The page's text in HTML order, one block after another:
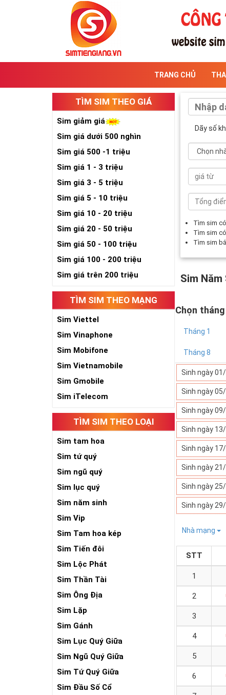
TRANG CHỦ
TÌM SIM THEO GIÁ
Sim giảm giá
Sim giá dưới 500 nghìn
Sim giá 500 -1 triệu
Sim giá 1 - 3 triệu
Sim giá 3 - 5 triệu
Sim giá 5 - 10 triệu
Sim giá 10 - 20 triệu
Sim giá 20 - 50 triệu
Sim giá 50 - 100 triệu
Sim giá 100 - 200 triệu
Sim giá trên 200 triệu
TÌM SIM THEO MẠNG
Sim Viettel
Sim Vinaphone
Sim Mobifone
Sim Vietnamobile
Sim Gmobile
Sim iTelecom
TÌM SIM THEO LOẠI
Sim tam hoa
Sim tứ quý
Sim ngũ quý
Sim lục quý
Sim năm sinh
Sim Vip
Sim Tam hoa kép
Sim Tiến đôi
Sim Lộc Phát
Sim Thần Tài
Sim Ông Địa
Sim Lặp
Sim Gánh
Sim Lục Quý Giữa
Sim Ngũ Quý Giữa
Sim Tứ Quý Giữa
Sim Đầu Số Cổ
Dãy số
Tìm sim
Tìm sim
Tìm sim
Sim
Chọn
Tháng 1
Tháng 8
Sinh ngày
Sinh ngày
Sinh ngày
Sinh ngày
Sinh ngày
Sinh ngày
Sinh ngày
Sinh ngày
Nhà mạng
STT
1
2
3
4
5
6